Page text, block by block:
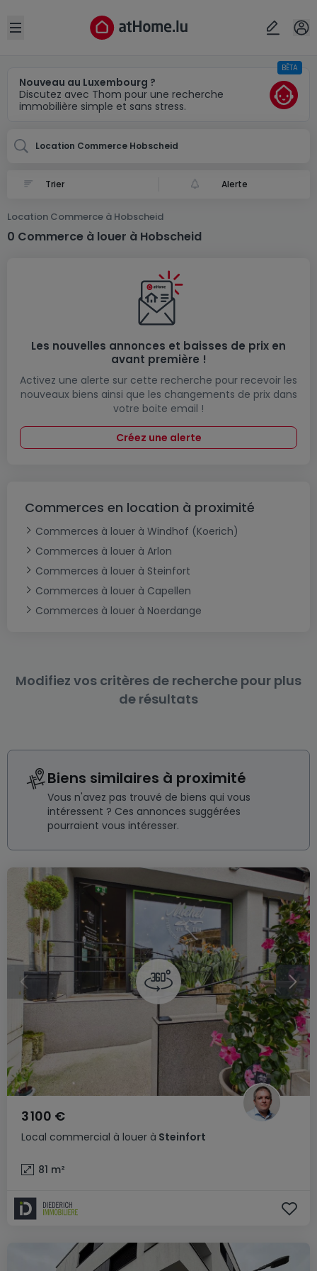
Open sidebar
Nouveau au Luxembourg ?
Discutez avec Thom pour une recherche
immobilière simple et sans stress.
BÊTA
Location Commerce Hobscheid
Alerte
Location Commerce à Hobscheid
0 Commerce à louer à Hobscheid
Les nouvelles annonces et baisses de prix en
avant première !
Activez une alerte sur cette recherche pour recevoir les
nouveaux biens ainsi que les changements de prix dans
votre boite email !
Créez une alerte
Commerces en location à proximité
Commerces à louer à Windhof (Koerich)
Commerces à louer à Arlon
Commerces à louer à Steinfort
Commerces à louer à Capellen
Commerces à louer à Noerdange
Modifiez vos critères de recherche pour plus
de résultats
Biens similaires à proximité
Vous n'avez pas trouvé de biens qui vous
intéressent ? Ces annonces suggérées
pourraient vous intéresser.
Local commercial à louer à Steinfort
3 100 €
81 m²
Localité(s)
Annuler OK